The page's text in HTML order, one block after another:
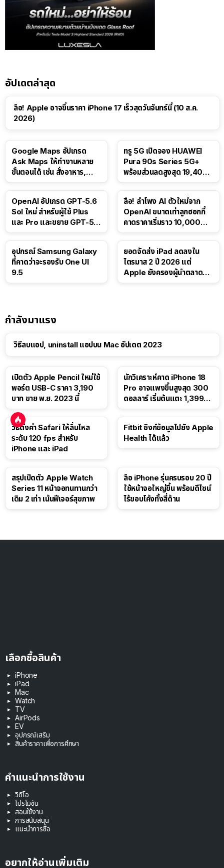
อัปเดตล่าสุด
ลือ! Apple อาจขึ้นราคา iPhone 17 เร็วสุดวันจันทร์นี้ (10 ส.ค.
2026)
Google Maps อัปเกรด
Ask Maps ให้ทำงานหลาย
ขั้นตอนได้ เช่น สั่งอาหาร,
ทรู 5G เปิดจอง HUAWEI
Pura 90s Series 5G+
พร้อมส่วนลดสูงสุด 19,400
OpenAI อัปเกรด GPT-5.6
Sol ใหม่ สำหรับผู้ใช้ Plus
และ Pro และขยาย GPT-5.6
ลือ! ลำโพง AI ตัวใหม่จาก
OpenAI ขนาดเท่าลูกฮอกกี้
คาดราคาเริ่มราว 10,000
อุปกรณ์ Samsung Galaxy
ที่คาดว่าจะรองรับ One UI
9.5
ยอดจัดส่ง iPad ลดลงใน
ไตรมาส 2 ปี 2026 แต่
Apple ยังครองผู้นำตลาด
กำลังมาแรง
วิธีลบแอป, uninstall แอปบน Mac อัปเดต 2023
เปิดตัว Apple Pencil ใหม่ใช้
พอร์ต USB-C ราคา 3,190
บาท ขาย พ.ย. 2023 นี้
นักวิเคราะห์คาด iPhone 18
Pro อาจแพงขึ้นสูงสุด 300
ดอลลาร์ เริ่มต้นแตะ 1,399
วิธีตั้งค่า Safari ให้ลื่นไหล
ระดับ 120 fps สำหรับ
iPhone และ iPad
Fitbit ซิงก์ข้อมูลไปยัง Apple
Health ได้แล้ว
สรุปเปิดตัว Apple Watch
Series 11 หน้าจอทนทานกว่า
เดิม 2 เท่า เน้นฟีเจอร์สุขภาพ
ลือ iPhone รุ่นครบรอบ 20 ปี
ใช้หน้าจอใหญ่ขึ้น พร้อมดีไซน์
ไร้ขอบโค้งทั้งสี่ด้าน
เลือกซื้อสินค้า
iPhone
iPad
Mac
Watch
TV
AirPods
EV
อุปกรณ์เสริม
สินค้าราคาเพื่อการศึกษา
คำแนะนำการใช้งาน
วิดีโอ
โปรโมชัน
สอนใช้งาน
การสนับสนุน
แนะนำการซื้อ
อยากให้อ่านเพิ่มเติม